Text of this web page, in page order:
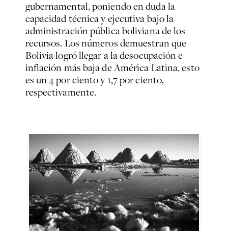
gubernamental, poniendo en duda la
capacidad técnica y ejecutiva bajo la
administración pública boliviana de los
recursos. Los números demuestran que
Bolivia logró llegar a la desocupación e
inflación más baja de América Latina, esto
es un 4 por ciento y 1,7 por ciento,
respectivamente.